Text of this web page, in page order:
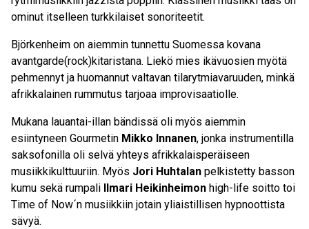
ominut itselleen turkkilaiset sonoriteetit.
Björkenheim on aiemmin tunnettu Suomessa kovana
avantgarde(rock)kitaristana. Liekö mies ikävuosien myötä
pehmennyt ja huomannut valtavan tilarytmiavaruuden, minkä
afrikkalainen rummutus tarjoaa improvisaatiolle.
Mukana lauantai-illan bändissä oli myös aiemmin
esiintyneen Gourmetin Mikko Innanen, jonka instrumentilla
saksofonilla oli selvä yhteys afrikkalaisperäiseen
musiikkikulttuuriin. Myös Jori Huhtalan pelkistetty basson
kumu sekä rumpali
Ilmari Heikinheimon high-life soitto toi
Time of Now´n musiikkiin jotain yliaistillisen hypnoottista
sävyä.